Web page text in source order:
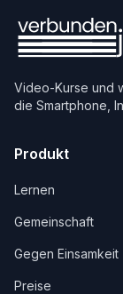
Video-Kurse und
die Smartphone,
Produkt
Lernen
Gemeinschaft
Gegen Einsamkeit
Preise